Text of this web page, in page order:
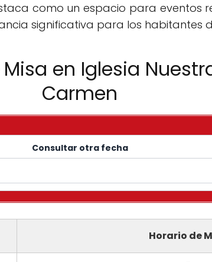
como un espacio para eventos
significativa para los habitantes
Misa en Iglesia
Carmen
Consultar otra fecha
Horario de